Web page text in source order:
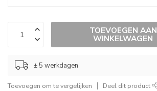
TOEVOEGEN AAN
WINKELWAGEN
± 5 werkdagen
Toevoegen om te vergelijken Deel dit product